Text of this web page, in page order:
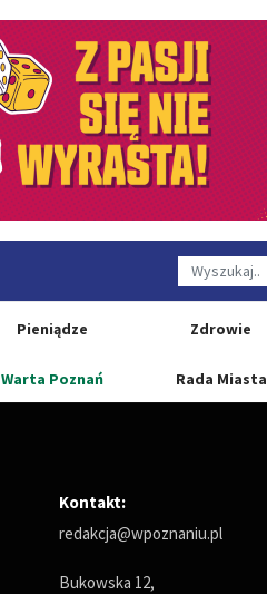
Pieniądze Zdrowie
Warta Poznań Rada Miasta
Kontakt:
redakcja@wpoznaniu.pl
Bukowska 12,